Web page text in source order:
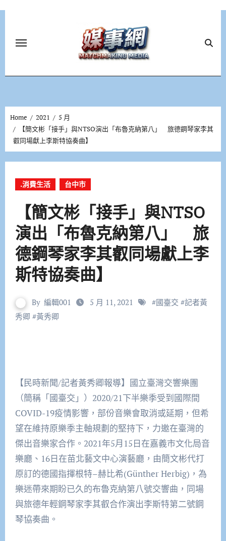
Home 2021
5 月
【簡文彬「接手」與NTSO演出「布魯克納第八」 旅德鋼琴家李其
叡同場獻上李斯特協奏曲】
.消費生活 台中市
【簡文彬「接手」與NTSO
演出「布魯克納第八」 旅
德鋼琴家李其叡同場獻上李
斯特協奏曲】
By 編輯001 5 月 11, 2021 #國臺交 #記者黃
秀卿 #黃秀卿
【民時新聞/記者黃秀卿報導】國立臺灣交響樂團
（簡稱「國臺交」）2020/21下半樂季受到國際間
COVID-19疫情影響，部份音樂會取消或延期，但希
望在維持原樂季主軸規劃的堅持下，力邀在臺灣的
傑出音樂家合作。2021年5月15日在嘉義市文化局音
樂廳、16日在苗北藝文中心演藝廳，由簡文彬代打
原訂的德國指揮根特–赫比希(Günther Herbig)，為
樂迷帶來期盼已久的布魯克納第八號交響曲，同場
與旅德年輕鋼琴家李其叡合作演出李斯特第二號鋼
琴協奏曲。